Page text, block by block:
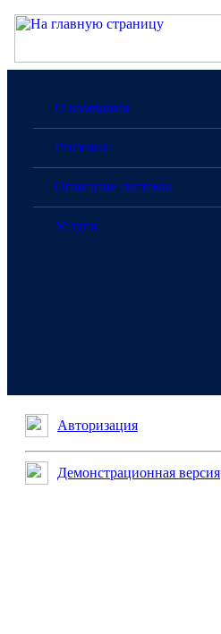
О компании
Решения
Описание системы
Услуги
Авторизация
Демонстрационная версия